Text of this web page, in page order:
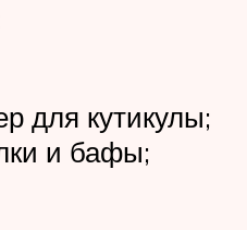
для кутикулы;
и бафы;